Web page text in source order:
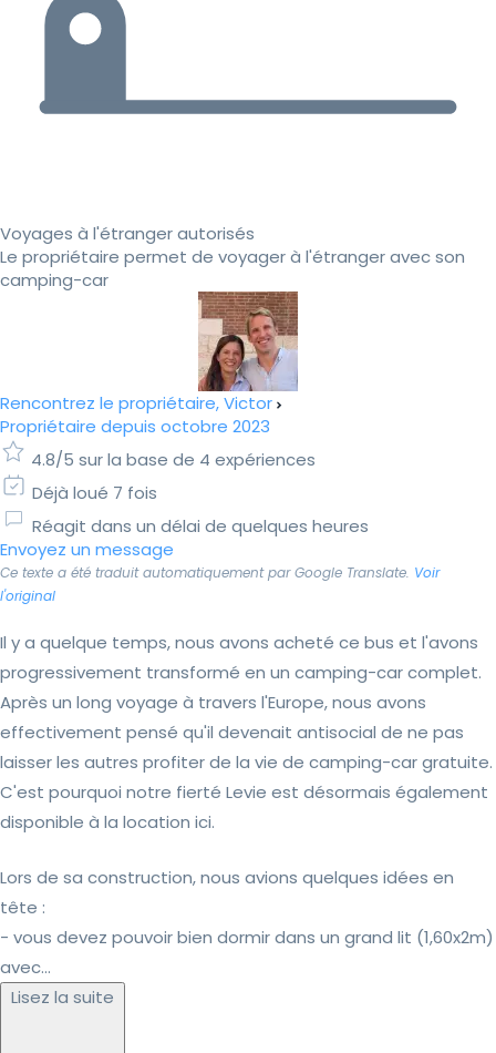
Voyages à l'étranger autorisés
Le propriétaire permet de voyager à l'étranger avec son
camping-car
Rencontrez le propriétaire, Victor
Propriétaire depuis octobre 2023
4.8/5 sur la base de 4 expériences
Déjà loué 7 fois
Réagit dans un délai de quelques heures
Envoyez un message
Ce texte a été traduit automatiquement par Google Translate. Voir
l'original
Il y a quelque temps, nous avons acheté ce bus et l'avons
progressivement transformé en un camping-car complet.
Après un long voyage à travers l'Europe, nous avons
effectivement pensé qu'il devenait antisocial de ne pas
laisser les autres profiter de la vie de camping-car gratuite.
C'est pourquoi notre fierté Levie est désormais également
disponible à la location ici.
Lors de sa construction, nous avions quelques idées en
tête :
- vous devez pouvoir bien dormir dans un grand lit (1,60x2m)
avec...
Lisez la suite